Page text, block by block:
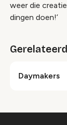
weer die
dingen doen!’
Daymakers